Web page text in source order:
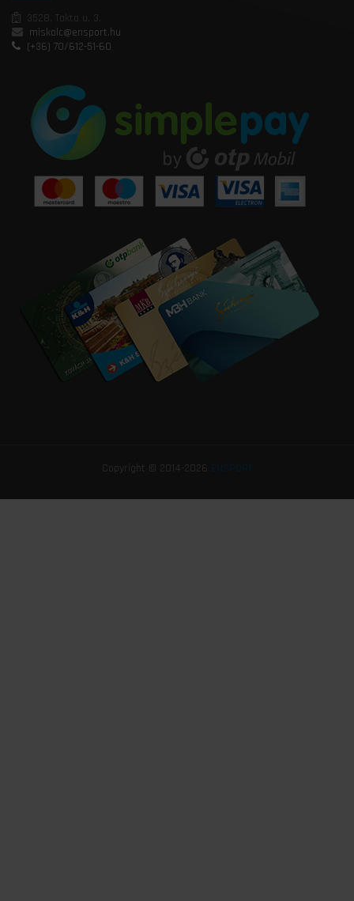
3528, Takta u. 3.
miskolc@ensport.hu
(+36) 70/612-51-60
Copyright © 2014-2026 ENSPORT